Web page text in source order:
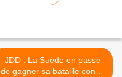
JDD : La Suède en passe
de gagner sa bataille contre